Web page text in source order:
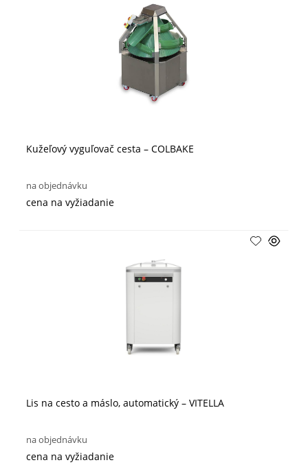
Kužeľový vyguľovač cesta – COLBAKE
na objednávku
cena na vyžiadanie
Lis na cesto a máslo, automatický – VITELLA
na objednávku
cena na vyžiadanie